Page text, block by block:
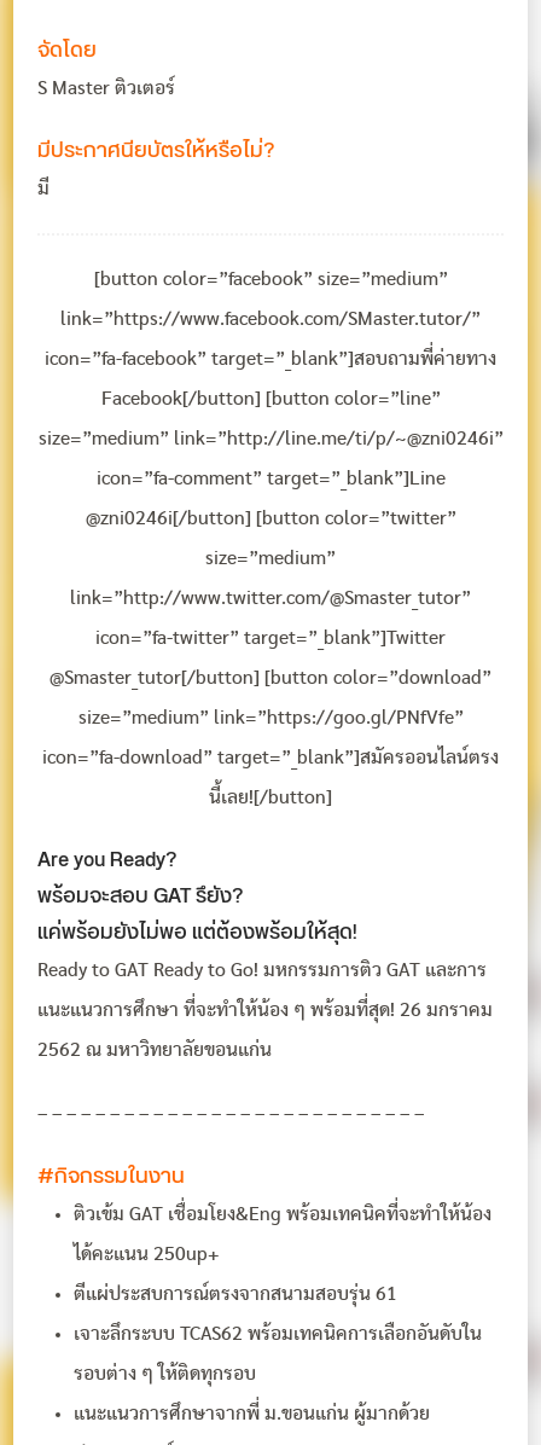
จัดโดย
S Master ติวเตอร์
มีประกาศนียบัตรให้หรือไม่?
มี
[button color=”facebook” size=”medium”
link=”https://www.facebook.com/SMaster.tutor/”
icon=”fa-facebook” target=”_blank”]สอบถามพี่ค่ายทาง
Facebook[/button] [button color=”line”
size=”medium” link=”http://line.me/ti/p/~@zni0246i”
icon=”fa-comment” target=”_blank”]Line
@zni0246i[/button] [button color=”twitter”
size=”medium”
link=”http://www.twitter.com/@Smaster_tutor”
icon=”fa-twitter” target=”_blank”]Twitter
@Smaster_tutor[/button] [button color=”download”
size=”medium” link=”https://goo.gl/PNfVfe”
icon=”fa-download” target=”_blank”]สมัครออนไลน์ตรง
นี้เลย![/button]
Are you Ready?
พร้อมจะสอบ GAT รึยัง?
แค่พร้อมยังไม่พอ แต่ต้องพร้อมให้สุด!
Ready to GAT Ready to Go! มหกรรมการติว GAT และการ
แนะแนวการศึกษา ที่จะทำให้น้อง ๆ พร้อมที่สุด! 26 มกราคม
2562 ณ มหาวิทยาลัยขอนแก่น
– – – – – – – – – – – – – – – – – – – – – – – – – – –
#กิจกรรมในงาน
ติวเข้ม GAT เชื่อมโยง&Eng พร้อมเทคนิคที่จะทำให้น้อง
ได้คะแนน 250up+
ตีแผ่ประสบการณ์ตรงจากสนามสอบรุ่น 61
เจาะลึกระบบ TCAS62 พร้อมเทคนิคการเลือกอันดับใน
รอบต่าง ๆ ให้ติดทุกรอบ
แนะแนวการศึกษาจากพี่ ม.ขอนแก่น ผู้มากด้วย